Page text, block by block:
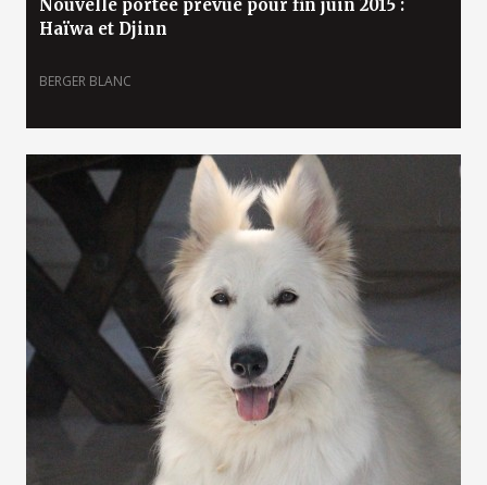
Nouvelle portée prévue pour fin juin 2015 :
Haïwa et Djinn
BERGER BLANC